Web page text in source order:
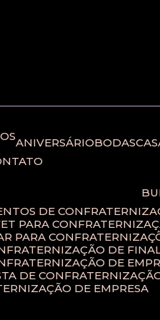
ANIVERSÁRIO
BODAS
DE
PARA
PARA
DE
DE
DE
DE EMPRESA